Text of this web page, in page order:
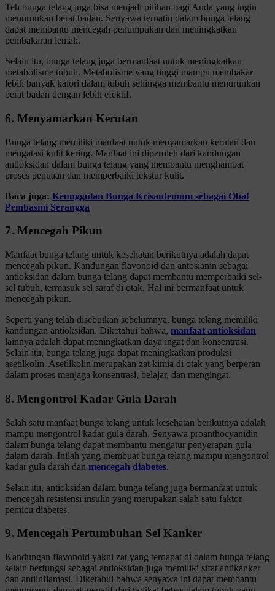
Teh bunga telang juga bisa menjadi pilihan bagi Anda yang ingin
menurunkan berat badan. Senyawa ternatin dalam bunga telang
dapat membantu mencegah penumpukan dan meningkatkan
pembakaran lemak.
Selain itu, bunga telang juga bermanfaat untuk meningkatkan
metabolisme tubuh. Metabolisme yang tinggi mampu membakar
lebih banyak kalori dalam tubuh sehingga membantu menurunkan
berat badan dengan lebih efektif.
6. Menyamarkan Kerutan
Bunga telang memiliki manfaat untuk menyamarkan kerutan dan
mengatasi kulit kering. Manfaat ini diperoleh dari kandungan
antioksidan dalam bunga telang yang membantu menghambat
proses penuaan dan memperbaiki tekstur kulit.
Baca juga: Keunggulan Bunga Krisantemum sebagai Obat
Pembasmi Serangga
7. Mencegah Pikun
Manfaat bunga telang untuk kesehatan berikutnya adalah dapat
mencegah pikun. Kandungan flavonoid dan antosianin sebagai
antioksidan dalam bunga telang dapat membantu memperbaiki sel-
sel tubuh, termasuk sel saraf di otak. Hal ini bermanfaat untuk
mencegah pikun.
Seperti yang telah disebutkan sebelumnya, bunga telang memiliki
kandungan antioksidan. Diketahui bahwa, manfaat antioksidan
lainnya adalah dapat meningkatkan daya ingat dan konsentrasi.
Selain itu, bunga telang juga dapat meningkatkan produksi
asetilkolin. Asetilkolin merupakan zat kimia di otak yang berperan
dalam proses menjaga konsentrasi, belajar, dan mengingat.
8. Mengontrol Kadar Gula Darah
Salah satu manfaat bunga telang untuk kesehatan berikutnya adalah
mampu mengontrol kadar gula darah. Senyawa proanthocyanidin
dalam bunga telang dapat membantu mengatur penyerapan gula
dalam darah. Inilah yang membuat bunga telang mampu mengontrol
kadar gula darah dan mencegah diabetes.
Selain itu, antioksidan dalam bunga telang juga bermanfaat untuk
mencegah resistensi insulin yang merupakan salah satu faktor
pemicu diabetes.
9. Mencegah Pertumbuhan Sel Kanker
Kandungan flavonoid yakni zat yang terdapat di dalam bunga telang
selain berfungsi sebagai antioksidan juga memiliki sifat antikanker
dan antiinflamasi. Diketahui bahwa senyawa ini dapat membantu